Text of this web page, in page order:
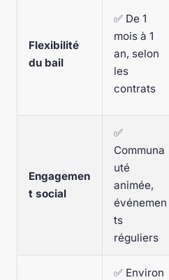
Flexibilité
du bail
✅ De 1
mois à 1
an, selon
les
contrats
Engagemen
t social
✅
Communa
uté
animée,
événemen
ts
réguliers
✅ Environ